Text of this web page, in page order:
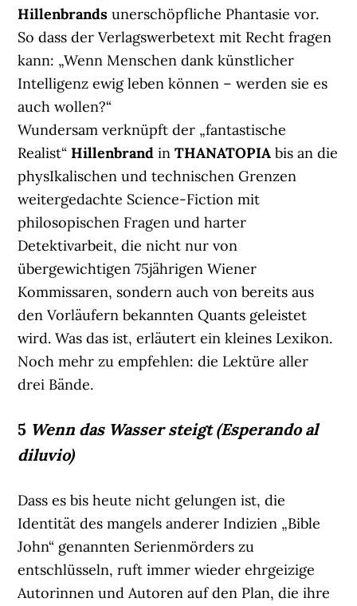
Hillenbrandsunerschöpfliche Phantasie vor.
So dass der Verlagswerbetext mit Recht fragen
kann: „Wenn Menschen dank künstlicher
Intelligenz ewig leben können – werden sie es
auch wollen?“
Wundersam verknüpft der „fantastische
Realist“HillenbrandinTHANATOPIAbis an die
physIkalischen und technischen Grenzen
weitergedachte Science-Fiction mit
philosopischen Fragen und harter
Detektivarbeit, die nicht nur von
übergewichtigen 75jährigen Wiener
Kommissaren, sondern auch von bereits aus
den Vorläufern bekannten Quants geleistet
wird. Was das ist, erläutert ein kleines Lexikon.
Noch mehr zu empfehlen: die Lektüre aller
drei Bände.
5 Wenn das Wasser steigt (Esperando al
diluvio)
Dass es bis heute nicht gelungen ist, die
Identität des mangels anderer Indizien „Bible
John“ genannten Serienmörders zu
entschlüsseln, ruft immer wieder ehrgeizige
Autorinnen und Autoren auf den Plan, die ihre